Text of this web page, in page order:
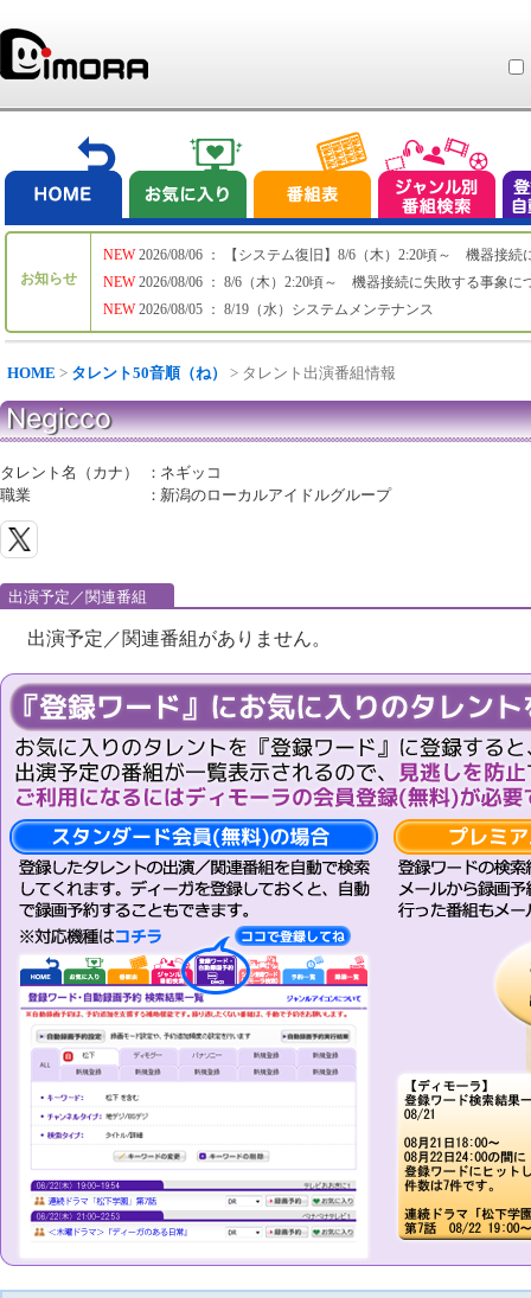
お知らせ
NEW
NEW
NEW
2026/08/06 ： 【システム復旧】8/6（木）2:20頃～ 機器接続
2026/08/06 ： 8/6（木）2:20頃～ 機器接続に失敗する事象に
2026/08/05 ： 8/19（水）システムメンテナンス
HOME > タレント50音順（ね） > タレント出演番組情報
Negicco
タレント名（カナ） ： ネギッコ
職業
： 新潟のローカルアイドルグループ
出演予定／関連番組
出演予定／関連番組がありません。